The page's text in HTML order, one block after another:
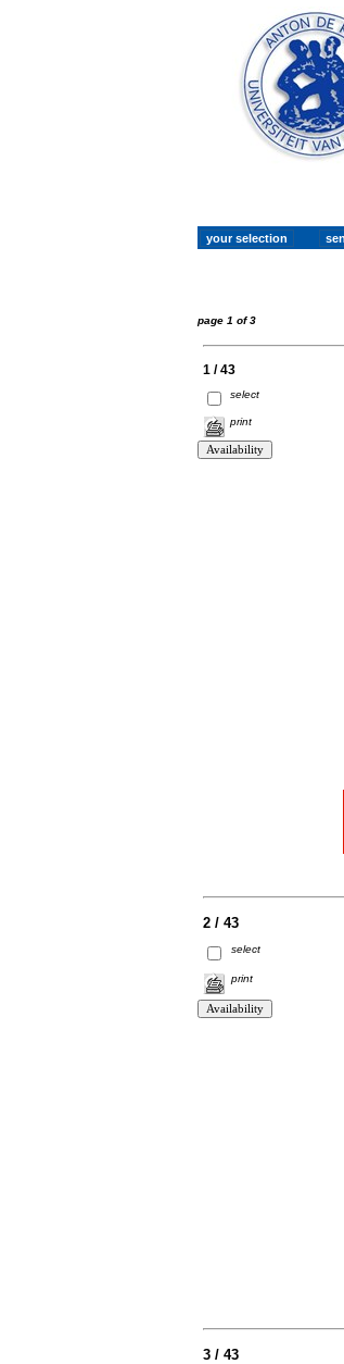
page 1 of 3
1 / 43
select
print
2 / 43
select
print
3 / 43